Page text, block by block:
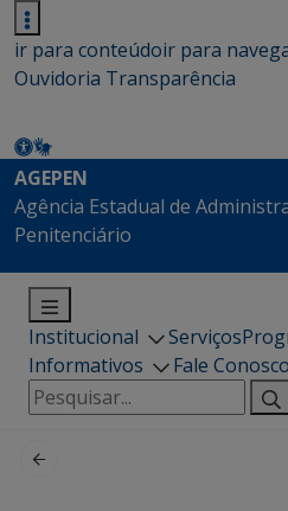
ir para conteúdoir para
Ouvidoria Transparência
AGEPEN
Agência Estadual de
Penitenciário
Institucional Serviços
Informativos
Fale Conosco
Pesquisar
por: